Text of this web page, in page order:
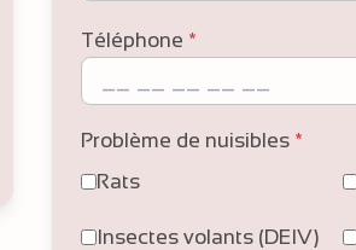
Téléphone *
Problème de nuisibles *
Rats
Insectes volants (DEIV)